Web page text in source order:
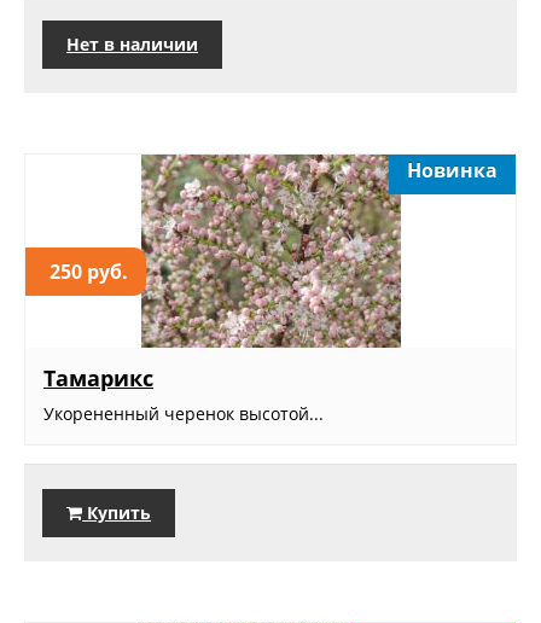
Нет в наличии
250 руб.
Новинка
Тамарикс
Укорененный черенок высотой...
Купить